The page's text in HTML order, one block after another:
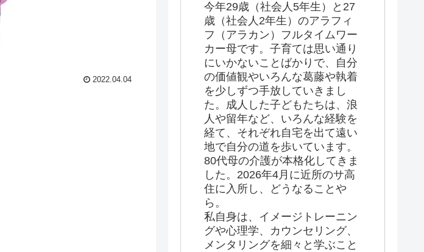
2022.04.04
今年29歳（社会人5年生）と27
歳（社会人2年生）のアラフィ
フ（アラカン）フルタイムワー
カー母です。子育ては思い通り
にいかないことばかりで、自分
の価値観やいろんな葛藤や執着
を少しずつ手放していきまし
た。成人した子どもたちは、浪
人や留年など、いろんな経験を
経て、それぞれ自宅を出て遠い
地で自分の道を歩いています。
80代母の介護が本格化してきま
した。2026年4月に近所のサ高
住に入所し、どうなることや
ら。
私自身は、イメージトレーニン
グや心理学、カウンセリング、
メンタリングを細々と学ぶこと